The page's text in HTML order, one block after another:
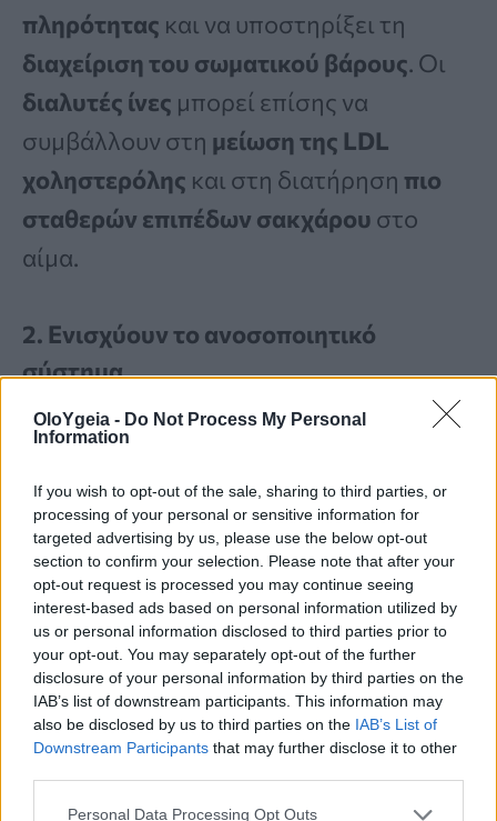
OloYgeia - Do Not Process My Personal
Information
If you wish to opt-out of the sale, sharing to third parties, or
processing of your personal or sensitive information for
targeted advertising by us, please use the below opt-out
section to confirm your selection. Please note that after your
opt-out request is processed you may continue seeing
interest-based ads based on personal information utilized by
us or personal information disclosed to third parties prior to
your opt-out. You may separately opt-out of the further
disclosure of your personal information by third parties on the
IAB’s list of downstream participants. This information may
also be disclosed by us to third parties on the IAB’s List of
Downstream Participants that may further disclose it to other
Personal Data Processing Opt Outs
πληρότητας και να υποστηρίξει τη
διαχείριση του σωματικού βάρους. Οι
διαλυτές ίνες μπορεί επίσης να
συμβάλλουν στη μείωση της LDL
χοληστερόλης και στη διατήρηση πιο
σταθερών επιπέδων σακχάρου στο
αίμα.
2. Ενισχύουν το ανοσοποιητικό
σύστημα
Τα αχλάδια περιέχουνβιταμίνη C
λειτουργία του ανοσοποιητικού
συστήματος. Η βιταμίνη C συμβάλλει
στηνπαραγωγή λευκών αιμοσφαιρίων
ενώ τα αντιοξειδωτικά βοηθούν στην
προστασία των κυττάρων από τις
βλάβεςπου προκαλούν οι ελεύθερες
ρίζες. Η τακτική κατανάλωση μπορεί να
υποστηρίξει τις φυσικές άμυνες του